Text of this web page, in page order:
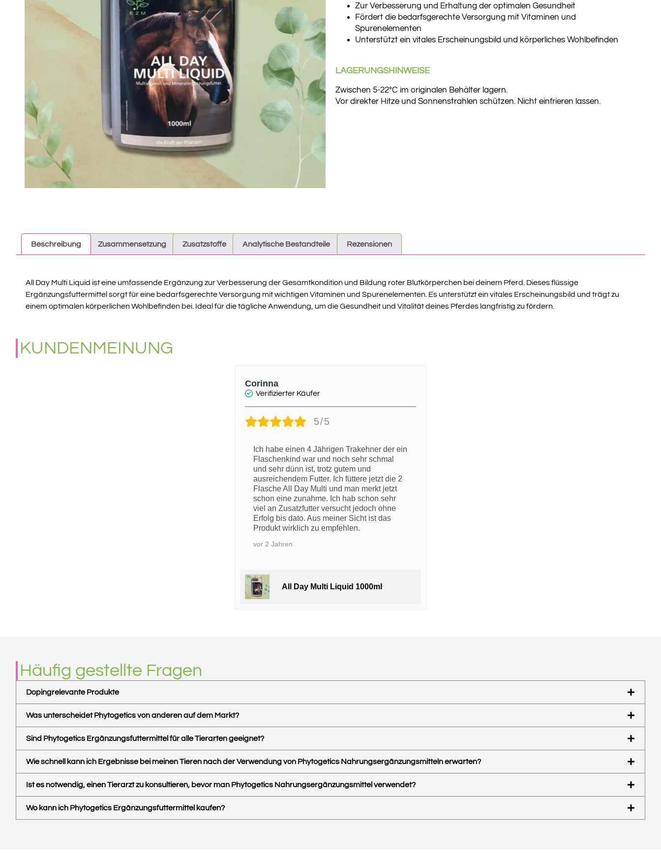
Zur Verbesserung und Erhaltung der optimalen Gesundheit
Fördert die bedarfsgerechte Versorgung mit Vitaminen und
Spurenelementen
Unterstützt ein vitales Erscheinungsbild und körperliches Wohlbefinden
LAGERUNGSHINWEISE
Zwischen 5-22°C im originalen Behälter lagern.
Vor direkter Hitze und Sonnenstrahlen schützen. Nicht einfrieren lassen.
Beschreibung Zusammensetzung Zusatzstoffe Analytische Bestandteile Rezensionen
All Day Multi Liquid ist eine umfassende Ergänzung zur Verbesserung der Gesamtkondition und Bildung roter Blutkörperchen bei deinem Pferd. Dieses flüssige
Ergänzungsfuttermittel sorgt für eine bedarfsgerechte Versorgung mit wichtigen Vitaminen und Spurenelementen. Es unterstützt ein vitales Erscheinungsbild und trägt zu
einem optimalen körperlichen Wohlbefinden bei. Ideal für die tägliche Anwendung, um die Gesundheit und Vitalität deines Pferdes langfristig zu fördern.
KUNDENMEINUNG
Corinna
Verifizierter Käufer
5/5
Ich habe einen 4 Jährigen Trakehner der ein
Flaschenkind war und noch sehr schmal
und sehr dünn ist, trotz gutem und
ausreichendem Futter. Ich füttere jetzt die 2
Flasche All Day Multi und man merkt jetzt
schon eine zunahme. Ich hab schon sehr
viel an Zusatzfutter versucht jedoch ohne
Erfolg bis dato. Aus meiner Sicht ist das
Produkt wirklich zu empfehlen.
vor 2 Jahren
All Day Multi Liquid 1000ml
Häufig gestellte Fragen
Dopingrelevante Produkte
Was unterscheidet Phytogetics von anderen auf dem Markt?
Sind Phytogetics Ergänzungsfuttermittel für alle Tierarten geeignet?
Wie schnell kann ich Ergebnisse bei meinen Tieren nach der Verwendung von Phytogetics Nahrungsergänzungsmitteln erwarten?
Ist es notwendig, einen Tierarzt zu konsultieren, bevor man Phytogetics Nahrungsergänzungsmittel verwendet?
Wo kann ich Phytogetics Ergänzungsfuttermittel kaufen?